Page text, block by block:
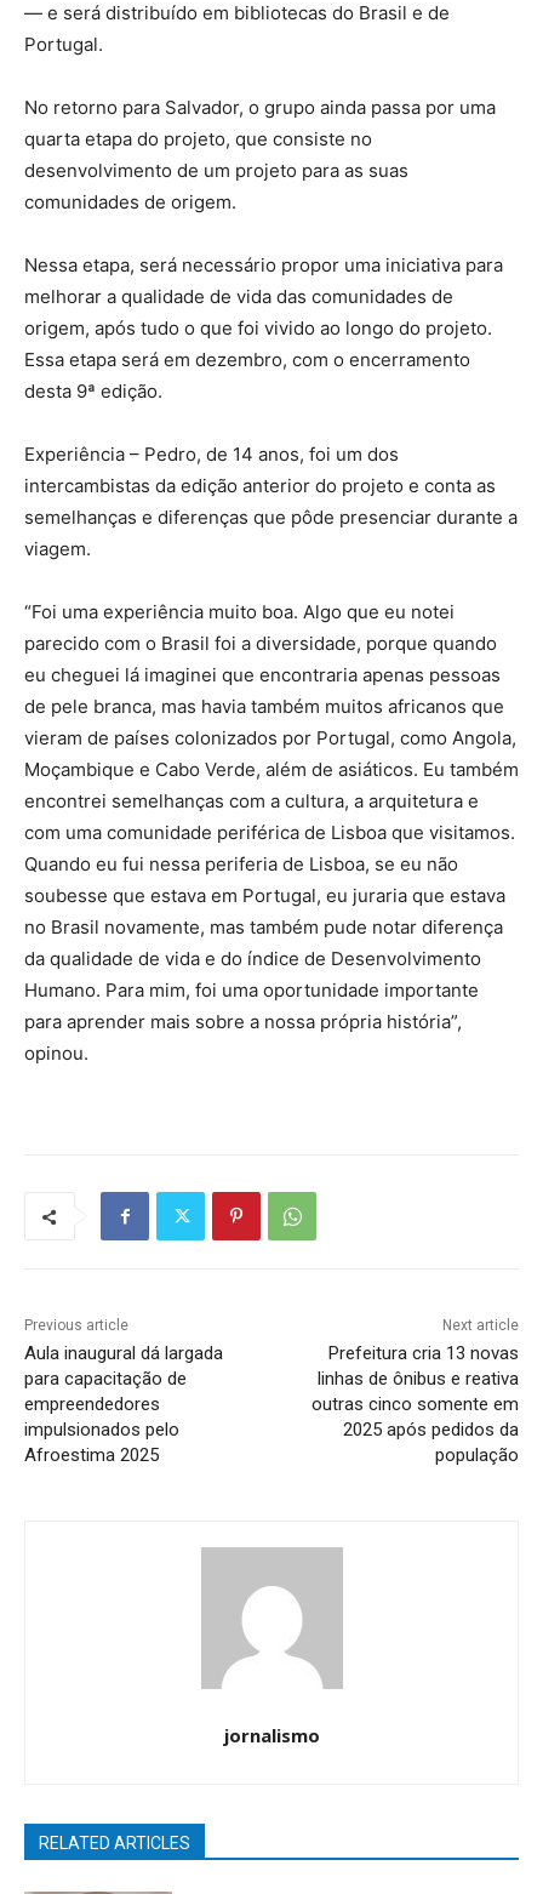
— e será distribuído em bibliotecas do Brasil e de
Portugal.
No retorno para Salvador, o grupo ainda passa por uma
quarta etapa do projeto, que consiste no
desenvolvimento de um projeto para as suas
comunidades de origem.
Nessa etapa, será necessário propor uma iniciativa para
melhorar a qualidade de vida das comunidades de
origem, após tudo o que foi vivido ao longo do projeto.
Essa etapa será em dezembro, com o encerramento
desta 9ª edição.
Experiência – Pedro, de 14 anos, foi um dos
intercambistas da edição anterior do projeto e conta as
semelhanças e diferenças que pôde presenciar durante a
viagem.
“Foi uma experiência muito boa. Algo que eu notei
parecido com o Brasil foi a diversidade, porque quando
eu cheguei lá imaginei que encontraria apenas pessoas
de pele branca, mas havia também muitos africanos que
vieram de países colonizados por Portugal, como Angola,
Moçambique e Cabo Verde, além de asiáticos. Eu também
encontrei semelhanças com a cultura, a arquitetura e
com uma comunidade periférica de Lisboa que visitamos.
Quando eu fui nessa periferia de Lisboa, se eu não
soubesse que estava em Portugal, eu juraria que estava
no Brasil novamente, mas também pude notar diferença
da qualidade de vida e do índice de Desenvolvimento
Humano. Para mim, foi uma oportunidade importante
para aprender mais sobre a nossa própria história”,
opinou.
Previous article
Aula inaugural dá largada
para capacitação de
empreendedores
impulsionados pelo
Afroestima 2025
Next article
Prefeitura cria 13 novas
linhas de ônibus e reativa
outras cinco somente em
2025 após pedidos da
população
jornalismo
RELATED ARTICLES